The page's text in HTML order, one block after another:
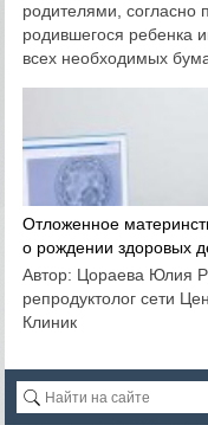
родителями,
родившегося ребенка
всех необходимых
Отложенное
о рождении здоровых
Автор: Цораева Юлия
репродуктолог сети
Клиник